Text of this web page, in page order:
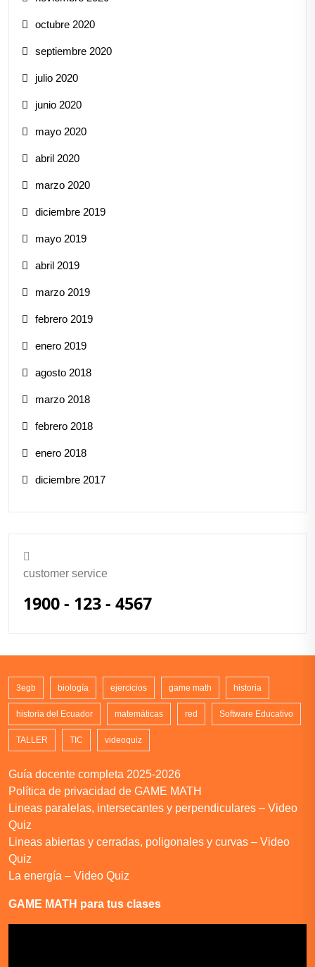
octubre 2020
septiembre 2020
julio 2020
junio 2020
mayo 2020
abril 2020
marzo 2020
diciembre 2019
mayo 2019
abril 2019
marzo 2019
febrero 2019
enero 2019
agosto 2018
marzo 2018
febrero 2018
enero 2018
diciembre 2017
customer service
1900 - 123 - 4567
3egb biología ejercicios game math historia
historia del Ecuador matemáticas red Software Educativo
TALLER TIC videoquiz
Guía docente completa 2025-2026
Política de privacidad de GAME MATH
Lineas paralelas, intersecantes y perpendiculares – Video
Quiz
Lineas abiertas y cerradas, poligonales y curvas – Video
Quiz
La energía – Video Quiz
GAME MATH para tus clases